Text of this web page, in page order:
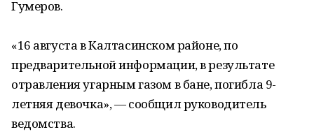
Гумеров.
«16 августа в Калтасинском районе, по
предварительной информации, в результате
отравления угарным газом в бане, погибла 9-
летняя девочка», — сообщил руководитель
ведомства.